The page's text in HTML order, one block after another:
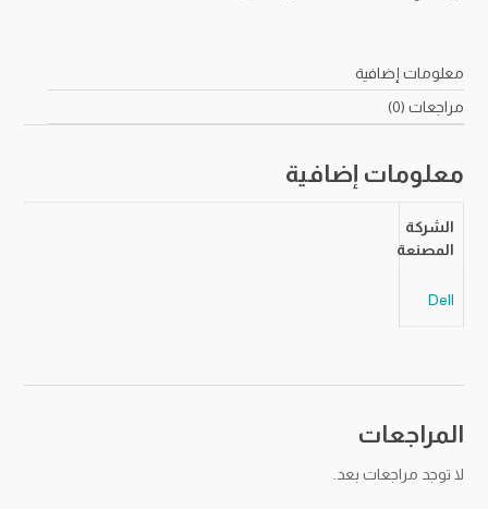
معلومات إضافية
مراجعات (0)
معلومات إضافية
الشركة
المصنعة
Dell
المراجعات
لا توجد مراجعات بعد.